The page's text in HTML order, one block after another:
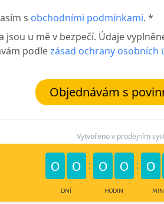
s obchodními podmínkami. *
jsou u mě v bezpečí. Údaje
podlezásad ochrany osobních
Objednávám s
Vytvořeno v prodejním
0 0
DNÍ
0 0
HODIN
0